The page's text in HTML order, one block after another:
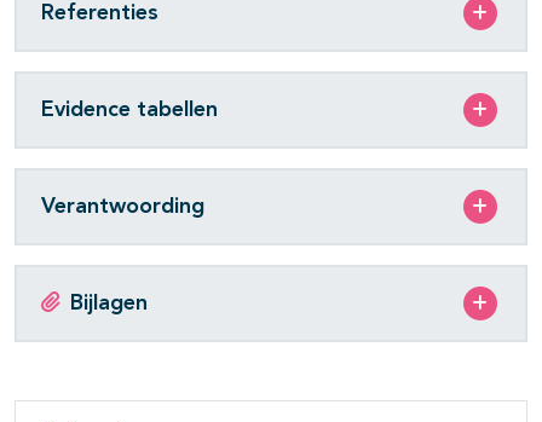
Referenties
Evidence tabellen
Verantwoording
Bijlagen